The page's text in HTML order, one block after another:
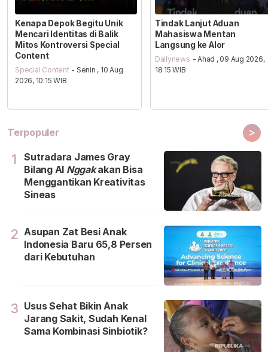
Kenapa Depok Begitu Unik
Mencari Identitas di Balik
Mitos Kontroversi Special
Content
Special Content - Senin , 10 Aug
2026, 10:15 WIB
Tindak Lanjut Aduan
Mahasiswa Mentan
Langsung ke Alor
Dailynews - Ahad , 09 Aug 2026,
18:15 WIB
Terpopuler >
1
Sutradara James Gray
Bilang Al Nggakakan Bisa
Menggantikan Kreativitas
Sineas
2 Asupan Zat Besi Anak
Indonesia Baru 65,8 Persen
dari Kebutuhan
3 Usus Sehat Bikin Anak
Jarang Sakit, Sudah Kenal
Sama Kombinasi Sinbiotik?